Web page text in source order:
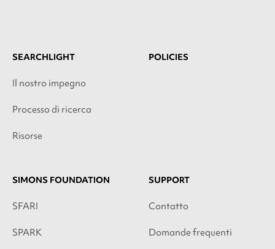
SEARCHLIGHT
Il nostro impegno
Processo di ricerca
Risorse
POLICIES
SIMONS FOUNDATION
SFARI
SPARK
SUPPORT
Contatto
Domande frequenti